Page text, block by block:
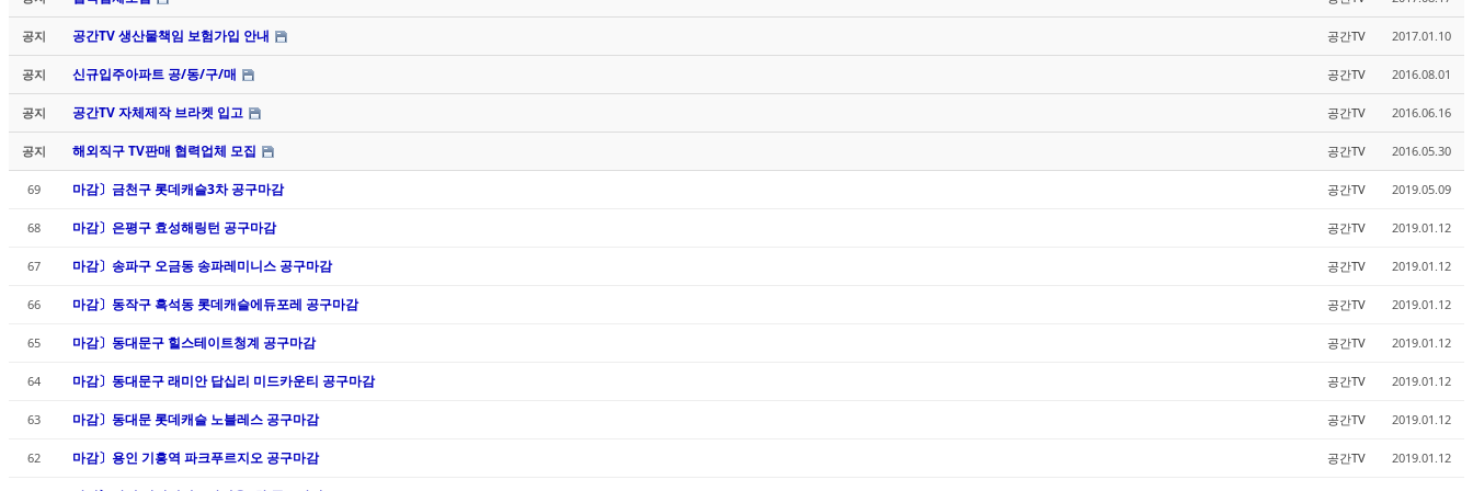
공지 공간TV 생산물책임 보험가입 안내 공간TV 2017.01.10
공지 신규입주아파트 공/동/구/매 공간TV 2016.08.01
공지 공간TV 자체제작 브라켓 입고 공간TV 2016.06.16
공지 해외직구 TV판매 협력업체 모집 공간TV 2016.05.30
69 마감〕금천구 롯데캐슬3차 공구마감 공간TV 2019.05.09
68 마감〕은평구 효성해링턴 공구마감 공간TV 2019.01.12
67 마감〕송파구 오금동 송파레미니스 공구마감 공간TV 2019.01.12
66 마감〕동작구 흑석동 롯데캐슬에듀포레 공구마감 공간TV 2019.01.12
65 마감〕동대문구 힐스테이트청계 공구마감 공간TV 2019.01.12
64 마감〕동대문구 래미안 답십리 미드카운티 공구마감 공간TV 2019.01.12
63 마감〕동대문 롯데캐슬 노블레스 공구마감 공간TV 2019.01.12
62 마감〕용인 기흥역 파크푸르지오 공구마감 공간TV 2019.01.12